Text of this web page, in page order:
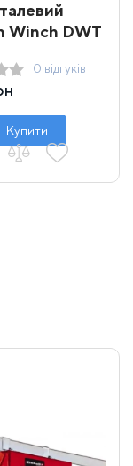
Winch DWT
0 відгуків
Купити